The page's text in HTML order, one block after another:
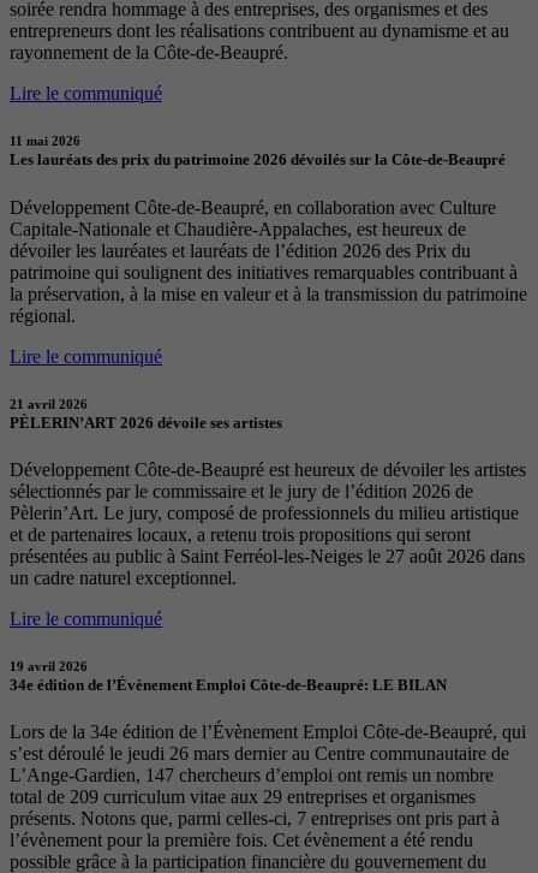
soirée rendra hommage à des entreprises, des organismes et des
entrepreneurs dont les réalisations contribuent au dynamisme et au
rayonnement de la Côte-de-Beaupré.
Lire le communiqué
11 mai 2026
Les lauréats des prix du patrimoine 2026 dévoilés sur la Côte-de-Beaupré
Développement Côte-de-Beaupré, en collaboration avec Culture
Capitale-Nationale et Chaudière-Appalaches, est heureux de
dévoiler les lauréates et lauréats de l’édition 2026 des Prix du
patrimoine qui soulignent des initiatives remarquables contribuant à
la préservation, à la mise en valeur et à la transmission du patrimoine
régional.
Lire le communiqué
21 avril 2026
PÈLERIN’ART 2026 dévoile ses artistes
Développement Côte-de-Beaupré est heureux de dévoiler les artistes
sélectionnés par le commissaire et le jury de l’édition 2026 de
Pèlerin’Art. Le jury, composé de professionnels du milieu artistique
et de partenaires locaux, a retenu trois propositions qui seront
présentées au public à Saint Ferréol-les-Neiges le 27 août 2026 dans
un cadre naturel exceptionnel.
Lire le communiqué
19 avril 2026
34e édition de l’Évènement Emploi Côte-de-Beaupré: LE BILAN
Lors de la 34e édition de l’Évènement Emploi Côte-de-Beaupré, qui
s’est déroulé le jeudi 26 mars dernier au Centre communautaire de
L’Ange-Gardien, 147 chercheurs d’emploi ont remis un nombre
total de 209 curriculum vitae aux 29 entreprises et organismes
présents. Notons que, parmi celles-ci, 7 entreprises ont pris part à
l’évènement pour la première fois. Cet évènement a été rendu
possible grâce à la participation financière du gouvernement du